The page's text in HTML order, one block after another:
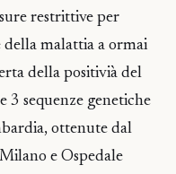
restrittive per
malattia a ormai
della positivià del
3 sequenze genetiche
ottenute dal
e Ospedale